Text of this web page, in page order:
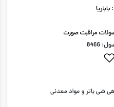
باباریا
مراقبت صورت
8466